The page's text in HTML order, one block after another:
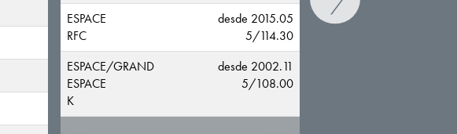
ESPACE
RFC
desde 2015.05
5/114.30
ESPACE/GRAND
ESPACE
K
desde 2002.11
5/108.00